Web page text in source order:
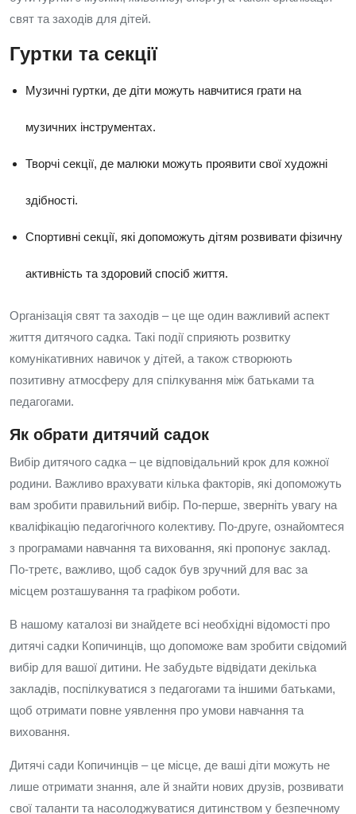
свят та заходів для дітей.
Гуртки та секції
Музичні гуртки, де діти можуть навчитися грати на
музичних інструментах.
Творчі секції, де малюки можуть проявити свої художні
здібності.
Спортивні секції, які допоможуть дітям розвивати фізичну
активність та здоровий спосіб життя.
Організація свят та заходів – це ще один важливий аспект
життя дитячого садка. Такі події сприяють розвитку
комунікативних навичок у дітей, а також створюють
позитивну атмосферу для спілкування між батьками та
педагогами.
Як обрати дитячий садок
Вибір дитячого садка – це відповідальний крок для кожної
родини. Важливо врахувати кілька факторів, які допоможуть
вам зробити правильний вибір. По-перше, зверніть увагу на
кваліфікацію педагогічного колективу. По-друге, ознайомтеся
з програмами навчання та виховання, які пропонує заклад.
По-третє, важливо, щоб садок був зручний для вас за
місцем розташування та графіком роботи.
В нашому каталозі ви знайдете всі необхідні відомості про
дитячі садки Копичинців, що допоможе вам зробити свідомий
вибір для вашої дитини. Не забудьте відвідати декілька
закладів, поспілкуватися з педагогами та іншими батьками,
щоб отримати повне уявлення про умови навчання та
виховання.
Дитячі сади Копичинців – це місце, де ваші діти можуть не
лише отримати знання, але й знайти нових друзів, розвивати
свої таланти та насолоджуватися дитинством у безпечному